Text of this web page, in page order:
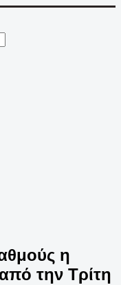
η
την Τρίτη